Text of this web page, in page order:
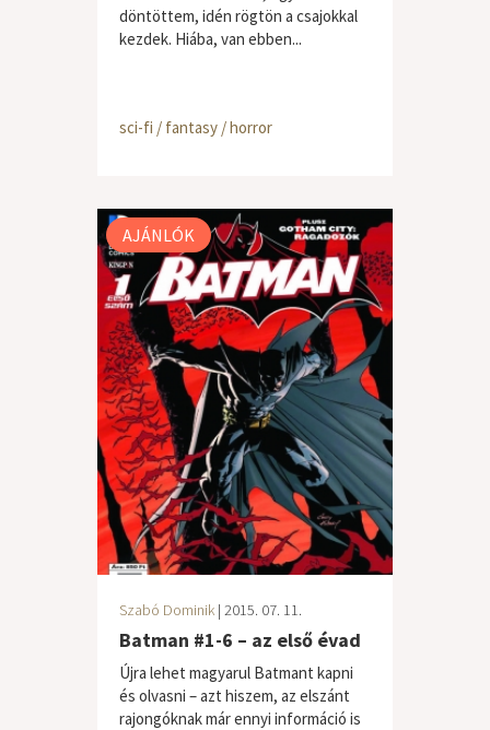
döntöttem, idén rögtön a csajokkal
kezdek. Hiába, van ebben...
sci-fi / fantasy / horror
AJÁNLÓK
Szabó Dominik | 2015. 07. 11.
Batman #1-6 – az első évad
Újra lehet magyarul Batmant kapni
és olvasni – azt hiszem, az elszánt
rajongóknak már ennyi információ is